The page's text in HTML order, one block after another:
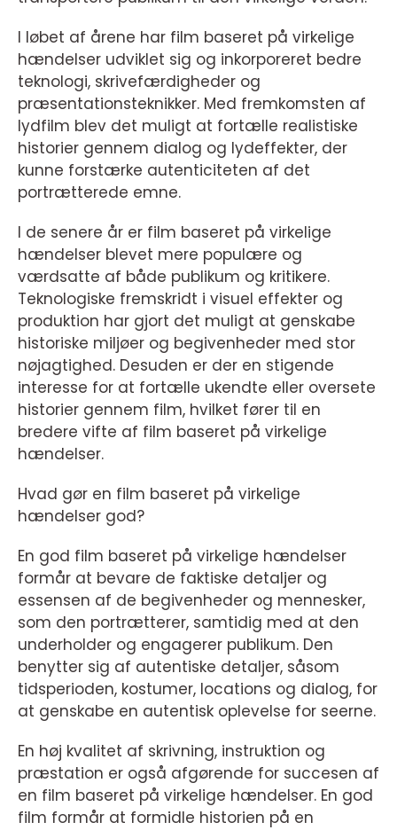
I løbet af årene har film baseret på virkelige
hændelser udviklet sig og inkorporeret bedre
teknologi, skrivefærdigheder og
præsentationsteknikker. Med fremkomsten af
lydfilm blev det muligt at fortælle realistiske
historier gennem dialog og lydeffekter, der
kunne forstærke autenticiteten af det
portrætterede emne.
I de senere år er film baseret på virkelige
hændelser blevet mere populære og
værdsatte af både publikum og kritikere.
Teknologiske fremskridt i visuel effekter og
produktion har gjort det muligt at genskabe
historiske miljøer og begivenheder med stor
nøjagtighed. Desuden er der en stigende
interesse for at fortælle ukendte eller oversete
historier gennem film, hvilket fører til en
bredere vifte af film baseret på virkelige
hændelser.
Hvad gør en film baseret på virkelige
hændelser god?
En god film baseret på virkelige hændelser
formår at bevare de faktiske detaljer og
essensen af de begivenheder og mennesker,
som den portrætterer, samtidig med at den
underholder og engagerer publikum. Den
benytter sig af autentiske detaljer, såsom
tidsperioden, kostumer, locations og dialog, for
at genskabe en autentisk oplevelse for seerne.
En høj kvalitet af skrivning, instruktion og
præstation er også afgørende for succesen af
en film baseret på virkelige hændelser. En god
film formår at formidle historien på en